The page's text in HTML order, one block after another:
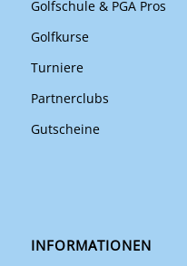
Golfschule & PGA Pros
Golfkurse
Turniere
Partnerclubs
Gutscheine
INFORMATIONEN